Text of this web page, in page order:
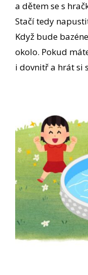
a dětem se s
Stačí tedy
Když bude
okolo. Pokud
i dovnitř a hrát si